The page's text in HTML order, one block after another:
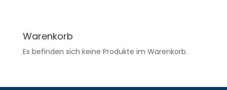
Warenkorb
Es befinden sich keine Produkte im Warenkorb.